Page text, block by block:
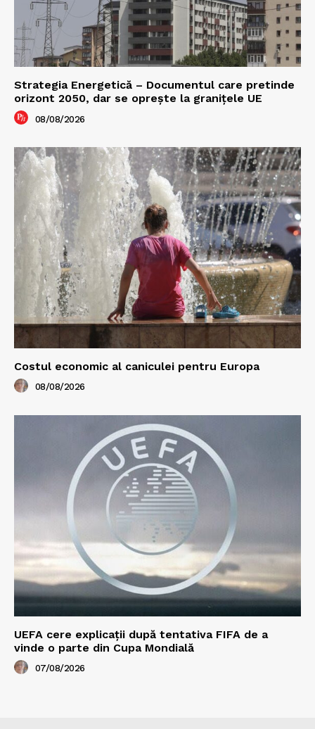
Strategia Energetică – Documentul care pretinde
orizont 2050, dar se oprește la granițele UE
08/08/2026
Costul economic al caniculei pentru Europa
08/08/2026
UEFA cere explicații după tentativa FIFA de a
vinde o parte din Cupa Mondială
07/08/2026